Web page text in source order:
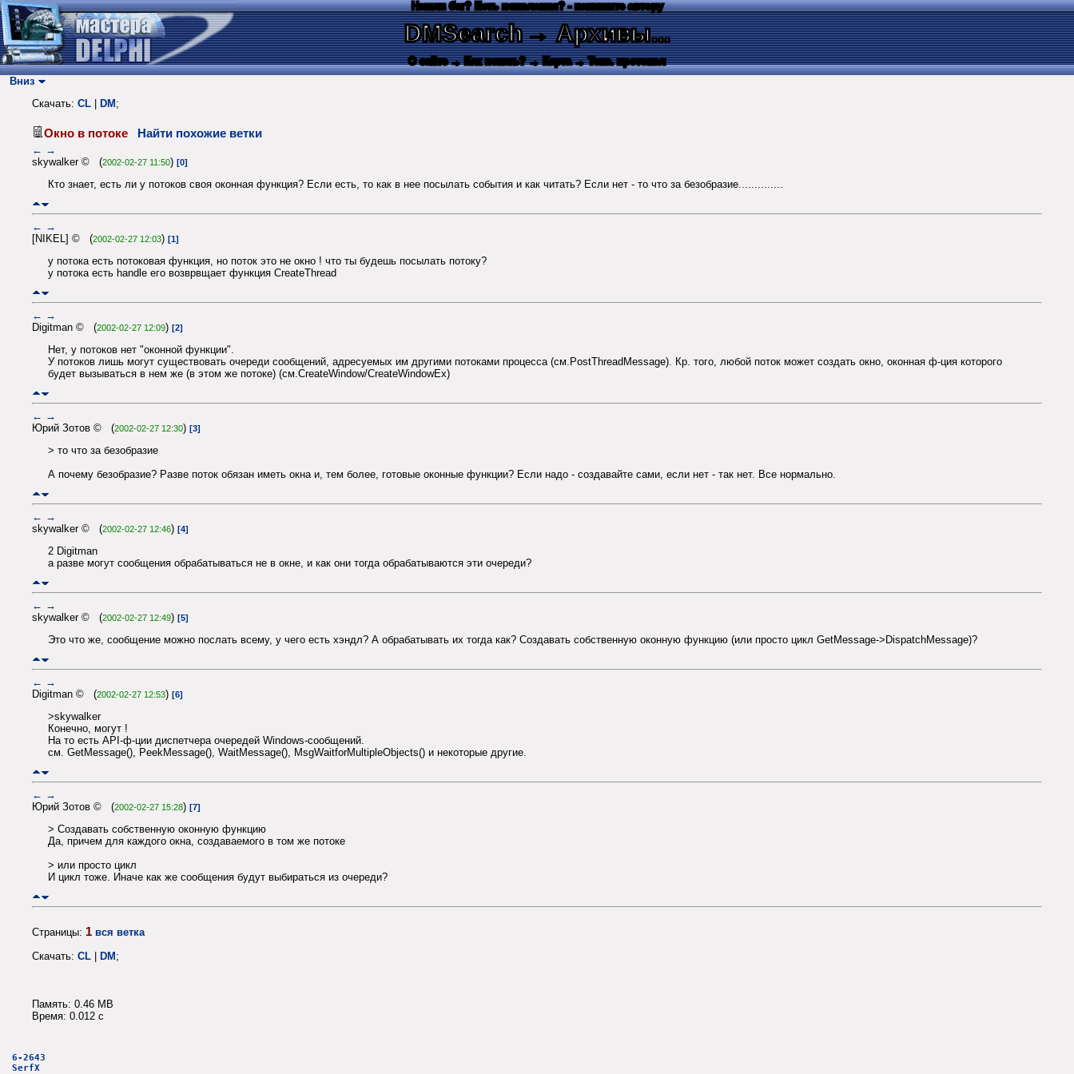
Нашли баг? Есть пожелания? - напишите автору
DMSearch→ Архивы...
О сайте → Как искать? → Карта → Текс. протокол
Вниз
Скачать: CL DM ;
Окно в потоке Найти похожие ветки
← →
skywalker © (2002-02-27 11:50) [0]
Кто знает, есть ли у потоков своя оконная функция? Если есть, то как в нее посылать события и как читать? Если нет - то что за безобразие..............
← →
[NIKEL] © (2002-02-27 12:03) [1]
у потока есть потоковая функция, но поток это не окно ! что ты будешь посылать потоку?
у потока есть handle его возврвщает функция CreateThread
← →
Digitman © (2002-02-27 12:09) [2]
Нет, у потоков нет "оконной функции".
У потоков лишь могут существовать очереди сообщений, адресуемых им другими потоками процесса (см.PostThreadMessage). Кр. того, любой поток может создать окно, оконная ф-ция которого
будет вызываться в нем же (в этом же потоке) (см.CreateWindow/CreateWindowEx)
← →
Юрий Зотов © (2002-02-27 12:30) [3]
> то что за безобразие
А почему безобразие? Разве поток обязан иметь окна и, тем более, готовые оконные функции? Если надо - создавайте сами, если нет - так нет. Все нормально.
← →
skywalker © (2002-02-27 12:46) [4]
2 Digitman
а разве могут сообщения обрабатываться не в окне, и как они тогда обрабатываются эти очереди?
← →
skywalker © (2002-02-27 12:49) [5]
Это что же, сообщение можно послать всему, у чего есть хэндл? А обрабатывать их тогда как? Создавать собственную оконную функцию (или просто цикл GetMessage->DispatchMessage)?
← →
Digitman © (2002-02-27 12:53) [6]
>skywalker
Конечно, могут !
На то есть API-ф-ции диспетчера очередей Windows-сообщений.
см. GetMessage(), PeekMessage(), WaitMessage(), MsgWaitforMultipleObjects() и некоторые другие.
← →
Юрий Зотов © (2002-02-27 15:28) [7]
> Создавать собственную оконную функцию
Да, причем для каждого окна, создаваемого в том же потоке
> или просто цикл
И цикл тоже. Иначе как же сообщения будут выбираться из очереди?
Страницы: 1 вся ветка
Скачать: CL | DM;
Память: 0.46 MB
Время: 0.012 c
6-2643
SerfX